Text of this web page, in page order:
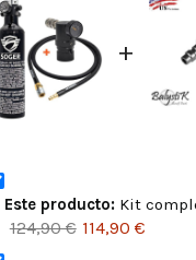
+
Este producto:Kit
124,90 € 114,90 €